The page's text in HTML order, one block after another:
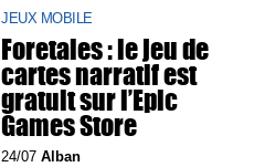
JEUX MOBILE
Foretales : le jeu de
cartes narratif est
gratuit sur l’Epic
Games Store
24/07Alban